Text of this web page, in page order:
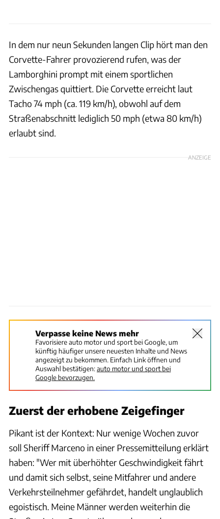
In dem nur neun Sekunden langen Clip hört man den
Corvette-Fahrer provozierend rufen, was der
Lamborghini prompt mit einem sportlichen
Zwischengas quittiert. Die Corvette erreicht laut
Tacho 74 mph (ca. 119 km/h), obwohl auf dem
Straßenabschnitt lediglich 50 mph (etwa 80 km/h)
erlaubt sind.
ANZEIGE
Verpasse keine News mehr
Favorisiere auto motor und sport bei Google, um
künftig häufiger unsere neuesten Inhalte und News
angezeigt zu bekommen. Einfach Link öffnen und
Auswahl bestätigen:auto motor und sport bei
Google bevorzugen.
Zuerst der erhobene Zeigefinger
Pikant ist der Kontext: Nur wenige Wochen zuvor
soll Sheriff Marceno in einer Pressemitteilung erklärt
haben: "Wer mit überhöhter Geschwindigkeit fährt
und damit sich selbst, seine Mitfahrer und andere
Verkehrsteilnehmer gefährdet, handelt unglaublich
egoistisch. Meine Männer werden weiterhin die